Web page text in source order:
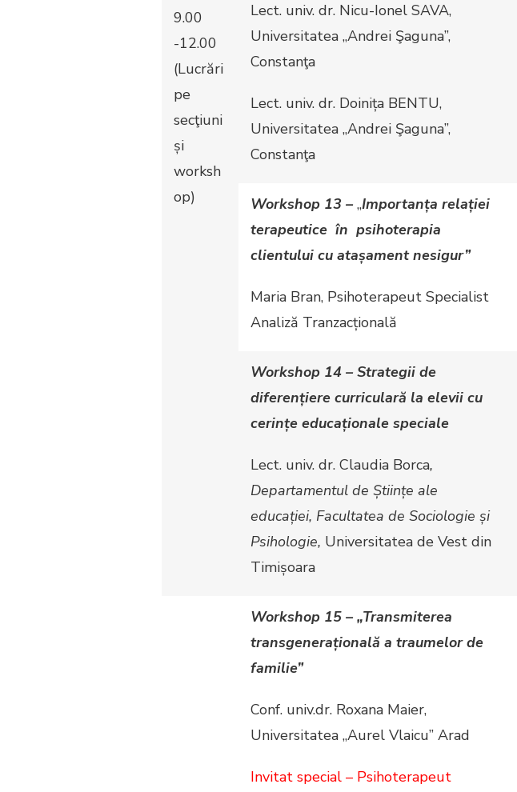
9.00
-12.00
(Lucrări
pe
secţiuni
și
worksh
op)
Lect. univ. dr. Nicu-Ionel SAVA,
Universitatea „Andrei Şaguna”,
Constanţa
Lect. univ. dr. Doinița BENTU,
Universitatea „Andrei Şaguna”,
Constanţa
Workshop 13 – „Importanța relației
terapeutice în psihoterapia
clientului cu atașament nesigur”
Maria Bran, Psihoterapeut Specialist
Analiză Tranzacțională
Workshop 14 – Strategii de
diferențiere curriculară la elevii cu
cerințe educaționale speciale
Lect. univ. dr. Claudia Borca,
Departamentul de Științe ale
educației, Facultatea de Sociologie și
Psihologie, Universitatea de Vest din
Timișoara
Workshop 15 – „Transmiterea
transgenerațională a traumelor de
familie”
Conf. univ.dr. Roxana Maier,
Universitatea „Aurel Vlaicu” Arad
Invitat special – Psihoterapeut